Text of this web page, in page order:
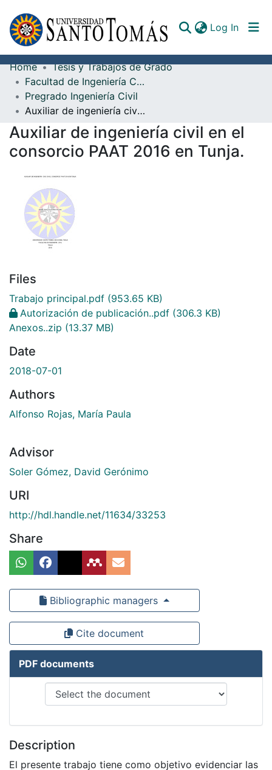
Log In
Communities & Collections
All of DSpace
Documents
Home
Tesis y Trabajos de Grado
Facultad de Ingeniería Civil
Pregrado Ingeniería Civil
Auxiliar de ingeniería civil en el consorcio PAAT 2016 en Tunja.
Auxiliar de ingeniería civil en el
consorcio PAAT 2016 en Tunja.
Files
Trabajo principal.pdf (953.65 KB)
Autorización de publicación..pdf (306.3 KB)
Anexos..zip (13.37 MB)
Date
2018-07-01
Authors
Alfonso Rojas, María Paula
Advisor
Soler Gómez, David Gerónimo
URI
http://hdl.handle.net/11634/33253
Share
Bibliographic managers
Cite document
PDF documents
Description
El presente trabajo tiene como objetivo evidenciar las